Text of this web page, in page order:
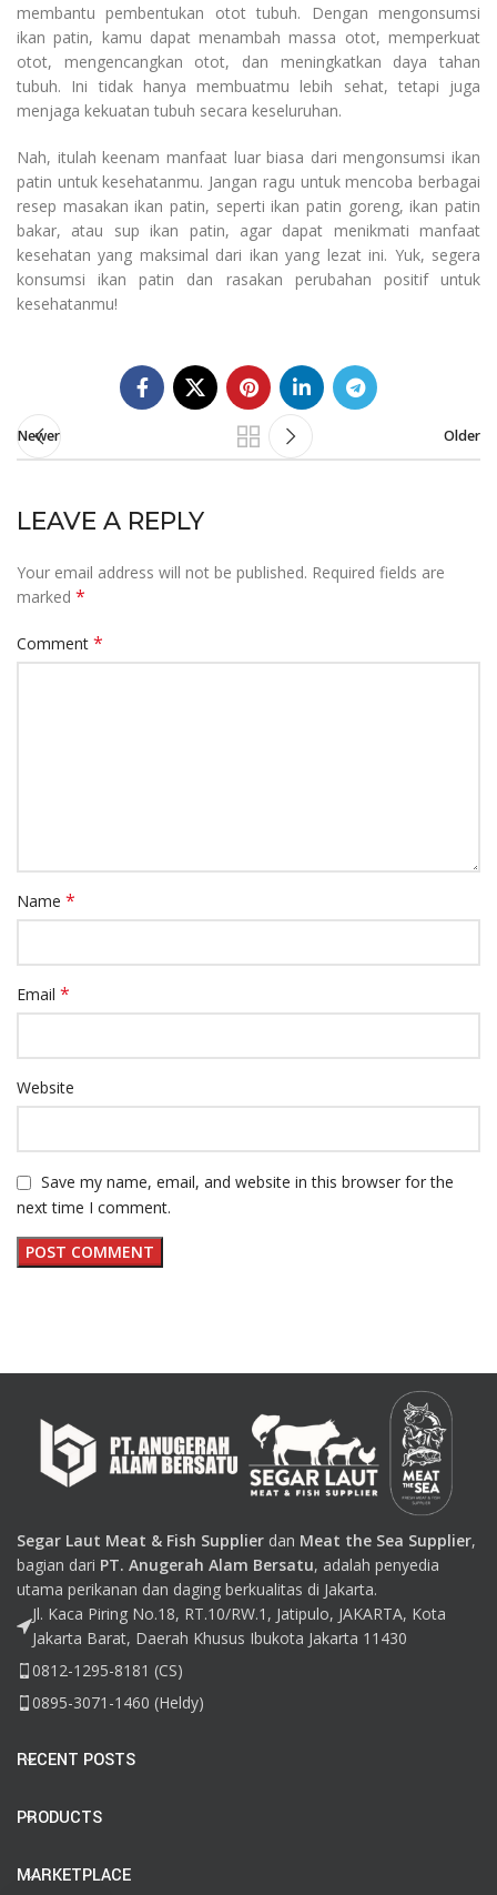
membantu pembentukan otot tubuh. Dengan mengonsumsi
ikan patin, kamu dapat menambah massa otot, memperkuat
otot, mengencangkan otot, dan meningkatkan daya tahan
tubuh. Ini tidak hanya membuatmu lebih sehat, tetapi juga
menjaga kekuatan tubuh secara keseluruhan.
Nah, itulah keenam manfaat luar biasa dari mengonsumsi ikan
patin untuk kesehatanmu. Jangan ragu untuk mencoba berbagai
resep masakan ikan patin, seperti ikan patin goreng, ikan patin
bakar, atau sup ikan patin, agar dapat menikmati manfaat
kesehatan yang maksimal dari ikan yang lezat ini. Yuk, segera
konsumsi ikan patin dan rasakan perubahan positif untuk
kesehatanmu!
Newer Older
LEAVE A REPLY
Your email address will not be published. Required fields are
marked *
Comment *
Name *
Email *
Website
Save my name, email, and website in this browser for the
next time I comment.
Segar Laut Meat & Fish Supplier dan Meat the Sea Supplier,
bagian dari PT. Anugerah Alam Bersatu, adalah penyedia
utama perikanan dan daging berkualitas di Jakarta.
Jl. Kaca Piring No.18, RT.10/RW.1, Jatipulo, JAKARTA, Kota
Jakarta Barat, Daerah Khusus Ibukota Jakarta 11430
0812-1295-8181 (CS)
0895-3071-1460 (Heldy)
RECENT POSTS
PRODUCTS
MARKETPLACE